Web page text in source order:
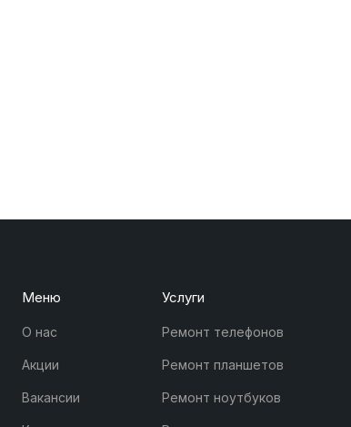
Меню
О нас
Акции
Вакансии
Услуги
Ремонт телефонов
Ремонт планшетов
Ремонт ноутбуков